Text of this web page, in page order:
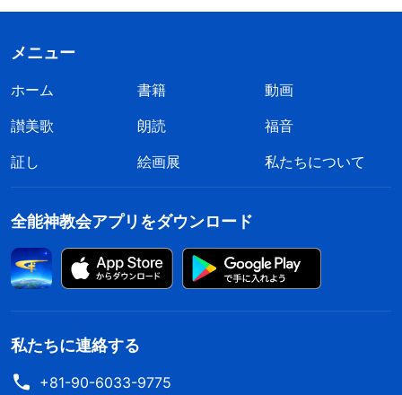
メニュー
ホーム 書籍
動画
讃美歌
朗読
福音
証し
絵画展 私たちについて
全能神教会アプリをダウンロード
私たちに連絡する
+81-90-6033-9775